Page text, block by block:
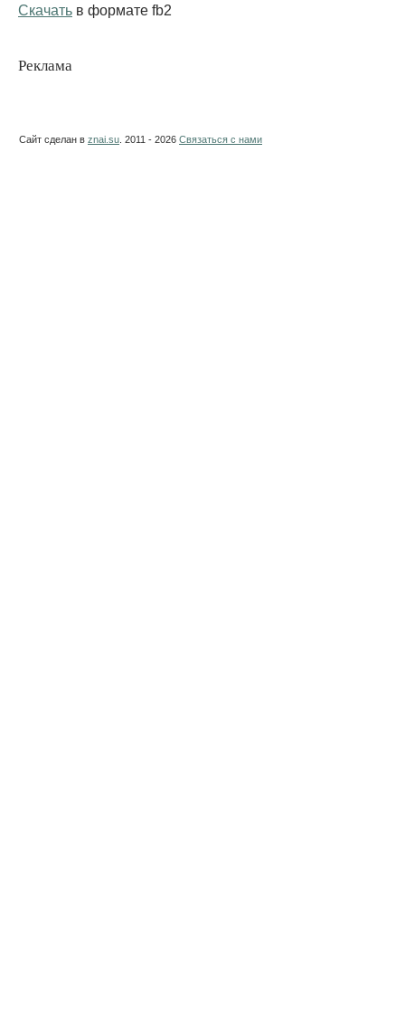
Скачать в формате fb2
Реклама
Сайт сделан в znai.su . 2011 - 2026 Связаться с нами